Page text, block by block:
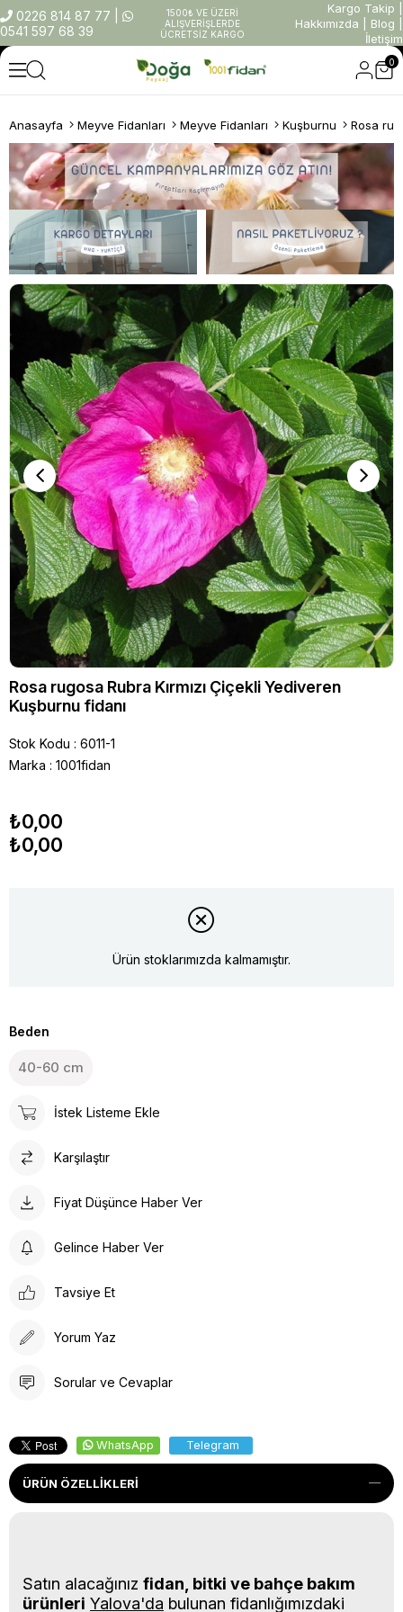
0226 814 87 77
0541 597 68 39
1500₺ VE ÜZERİ
ALIŞVERİŞLERDE
ÜCRETSİZ KARGO
Kargo Takip
Hakkımızda
Blog
İletişim
0
Anasayfa Meyve Fidanları Meyve Fidanları Kuşburnu
Rosa rugosa Rubra Kırmızı Çiçekli Yediveren
Kuşburnu fidanı
Stok Kodu
6011-1
Marka : 1001fidan
₺0,00
₺0,00
Ürün stoklarımızda kalmamıştır.
Beden
40-60 cm
İstek Listeme Ekle
Karşılaştır
Fiyat Düşünce Haber Ver
Gelince Haber Ver
Tavsiye Et
Yorum Yaz
Sorular ve Cevaplar
WhatsApp Telegram
ÜRÜN ÖZELLIKLERI
Satın alacağınız fidan, bitki ve bahçe bakım
ürünleri Yalova'da bulunan fidanlığımızdaki